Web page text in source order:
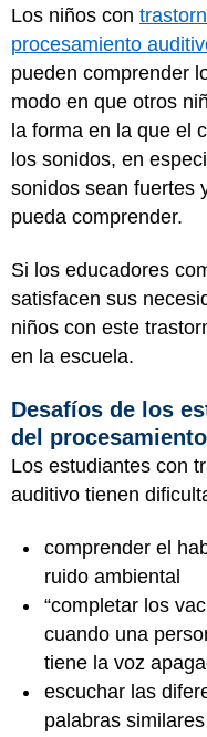
Los niños con
procesamiento
pueden comprender
modo en que otros
la forma en la que el
los sonidos, en
sonidos sean fuertes
pueda comprender.
Si los educadores
satisfacen sus
niños con este
en la escuela.
Desafíos de los
del
Los estudiantes con
auditivo tienen
comprender el
ruido ambiental
“completar los
cuando una
tiene la voz
escuchar las
palabras